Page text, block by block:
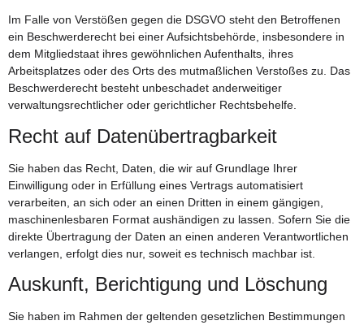
Im Falle von Verstößen gegen die DSGVO steht den Betroffenen
ein Beschwerderecht bei einer Aufsichtsbehörde, insbesondere in
dem Mitgliedstaat ihres gewöhnlichen Aufenthalts, ihres
Arbeitsplatzes oder des Orts des mutmaßlichen Verstoßes zu. Das
Beschwerderecht besteht unbeschadet anderweitiger
verwaltungsrechtlicher oder gerichtlicher Rechtsbehelfe.
Recht auf Daten­übertrag­barkeit
Sie haben das Recht, Daten, die wir auf Grundlage Ihrer
Einwilligung oder in Erfüllung eines Vertrags automatisiert
verarbeiten, an sich oder an einen Dritten in einem gängigen,
maschinenlesbaren Format aushändigen zu lassen. Sofern Sie die
direkte Übertragung der Daten an einen anderen Verantwortlichen
verlangen, erfolgt dies nur, soweit es technisch machbar ist.
Auskunft, Berichtigung und Löschung
Sie haben im Rahmen der geltenden gesetzlichen Bestimmungen